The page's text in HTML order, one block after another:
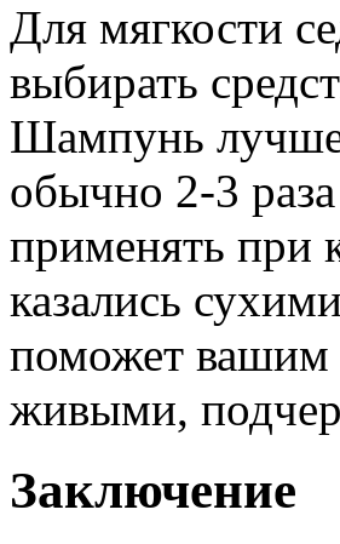
Для мягкости
выбирать
Шампунь лучше
обычно 2-3
применять при
казались
поможет вашим
живыми,
Заключение